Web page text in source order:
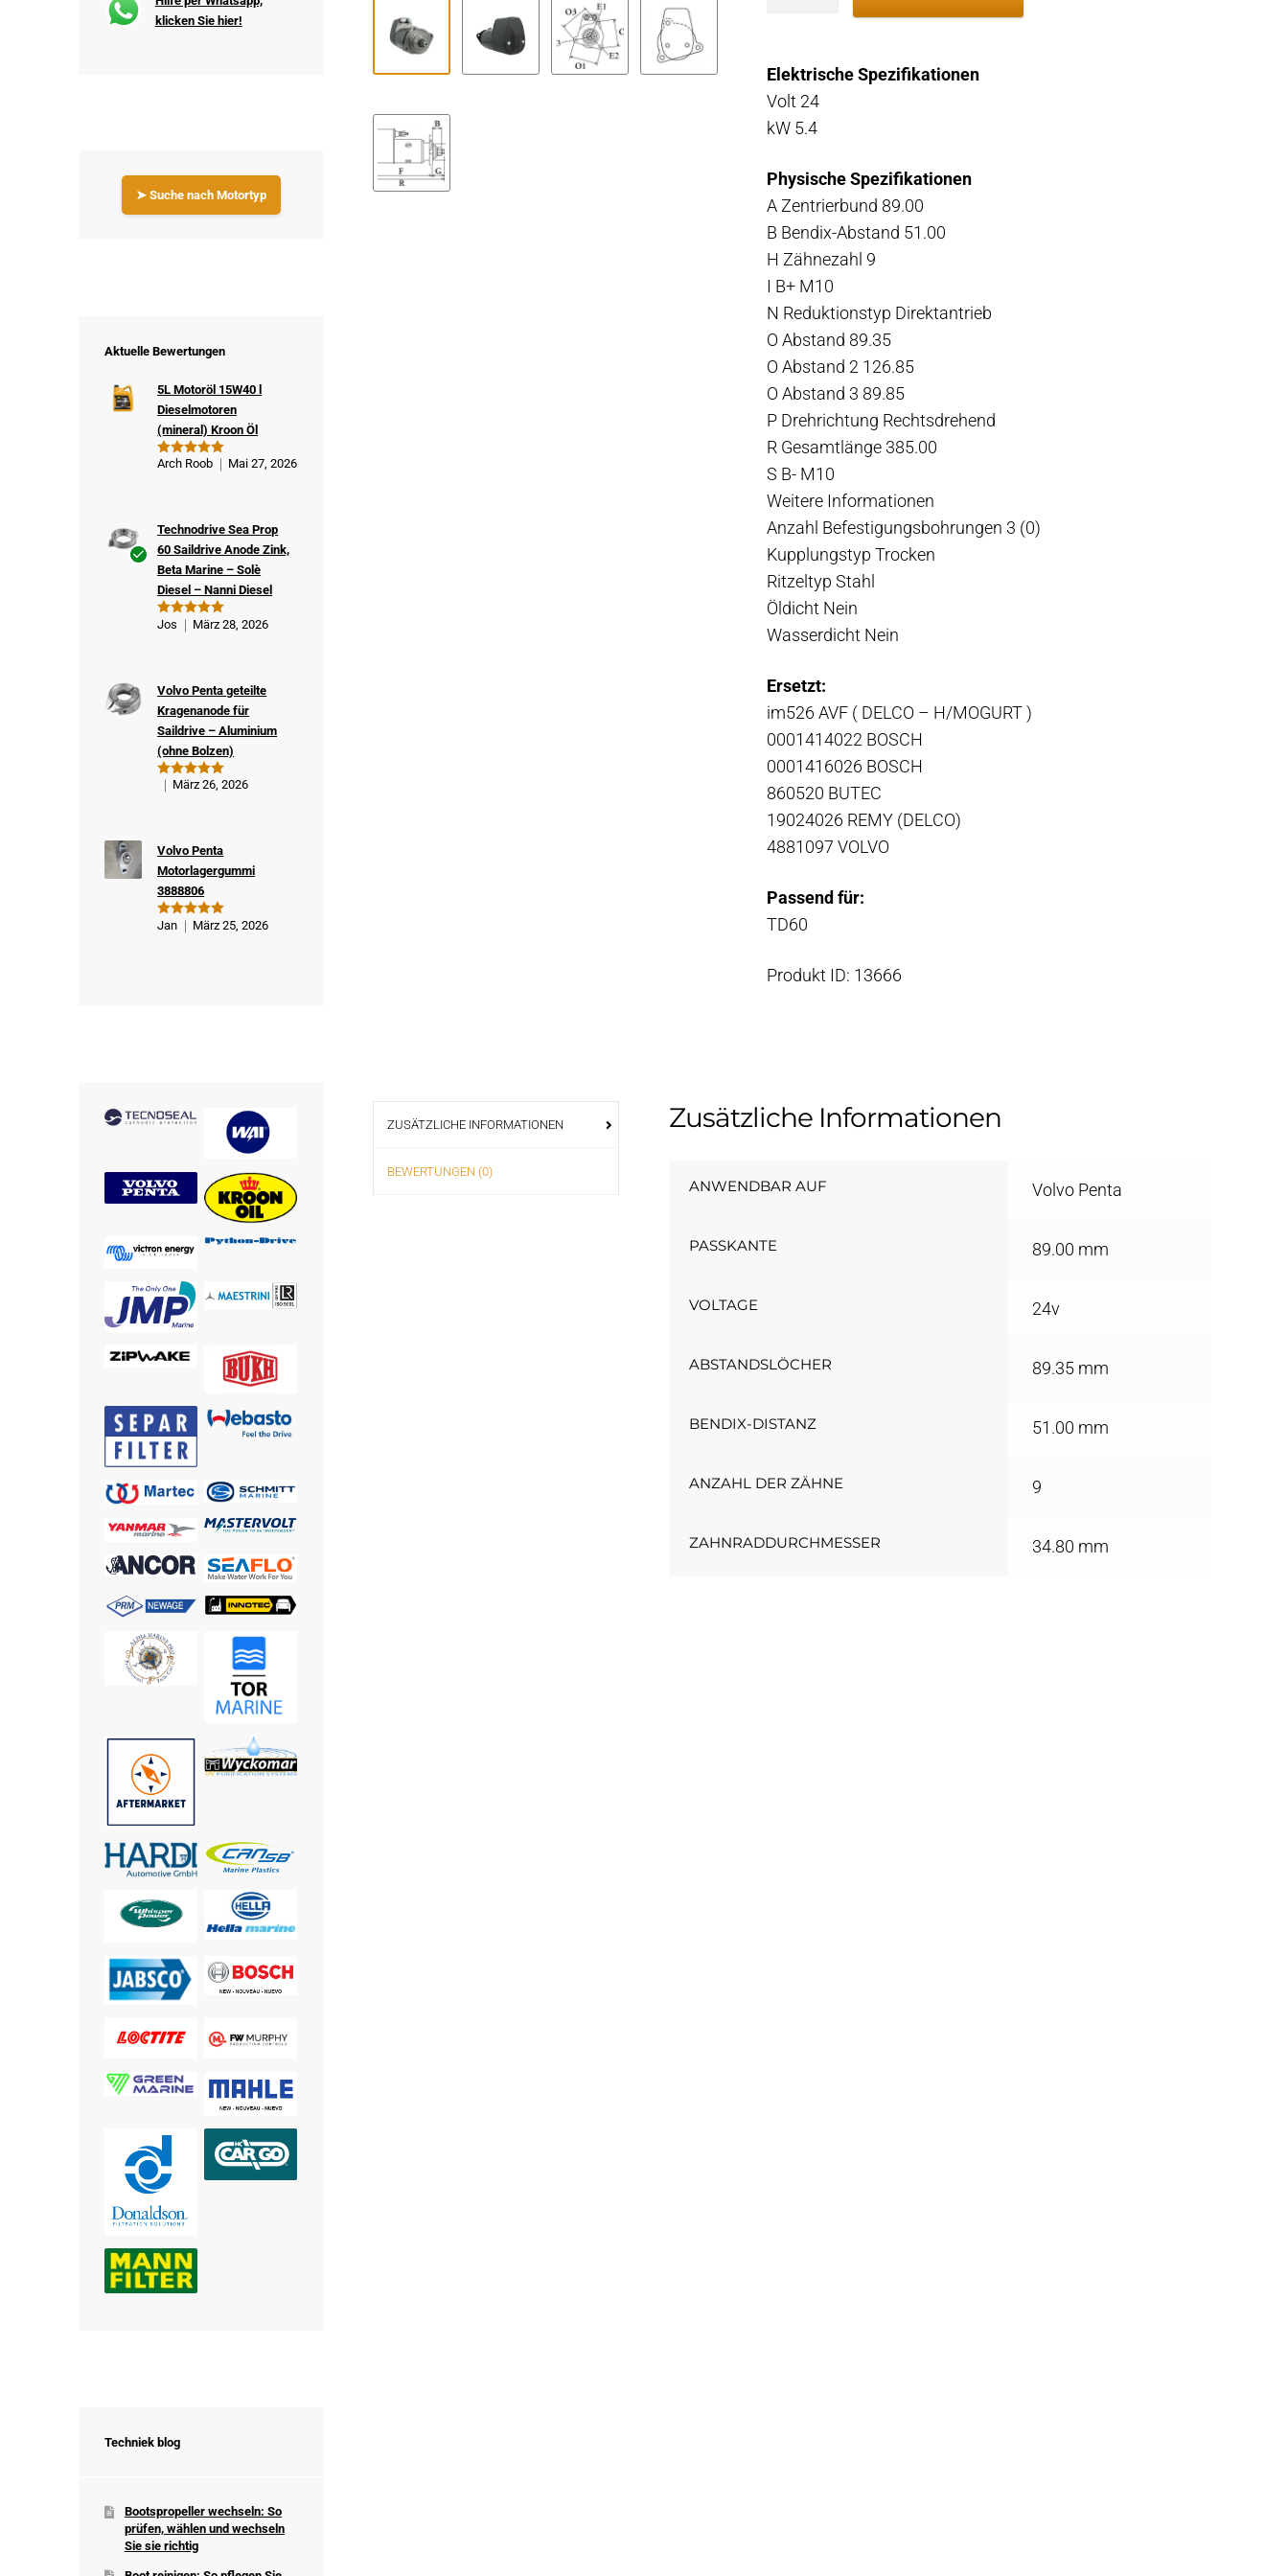
24v
Menge
Elektrische Spezifikationen
Volt 24
kW 5.4
Physische Spezifikationen
A Zentrierbund 89.00
B Bendix-Abstand 51.00
H Zähnezahl 9
I B+ M10
N Reduktionstyp Direktantrieb
O Abstand 89.35
O Abstand 2 126.85
O Abstand 3 89.85
P Drehrichtung Rechtsdrehend
R Gesamtlänge 385.00
S B- M10
Weitere Informationen
Anzahl Befestigungsbohrungen 3 (0)
Kupplungstyp Trocken
Ritzeltyp Stahl
Öldicht Nein
Wasserdicht Nein
Ersetzt:
im526 AVF ( DELCO – H/MOGURT )
0001414022 BOSCH
0001416026 BOSCH
860520 BUTEC
19024026 REMY (DELCO)
4881097 VOLVO
Passend für:
TD60
Produkt ID: 13666
ZUSÄTZLICHE INFORMATIONEN
BEWERTUNGEN (0)
Zusätzliche Informationen
ANWENDBAR AUF Volvo Penta
PASSKANTE 89.00 mm
VOLTAGE 24v
ABSTANDSLÖCHER 89.35 mm
BENDIX-DISTANZ 51.00 mm
ANZAHL DER ZÄHNE 9
ZAHNRADDURCHMESSER 34.80 mm
klicken Sie hier!
➤ Suche nach Motortyp
Aktuelle Bewertungen
Bewertet
5L Motoröl 15W40 l
Dieselmotoren
(mineral) Kroon Öl
Arch Roob Mai 27, 2026
r
Bewertet
Technodrive Sea Prop
60 Saildrive Anode Zink,
Beta Marine – Solè
Diesel – Nanni Diesel
Jos März 28, 2026
Bewertet
Volvo Penta geteilte
Kragenanode für
Saildrive – Aluminium
(ohne Bolzen)
März 26, 2026
Bewertet
Volvo Penta
Motorlagergummi
3888806
Jan März 25, 2026
Techniek blog
Bootspropeller wechseln: So
prüfen, wählen und wechseln
Sie sie richtig